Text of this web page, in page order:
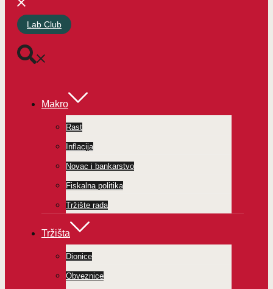
Lab Club
Makro
Rast
Inflacija
Novac i bankarstvo
Fiskalna politika
Tržište rada
Tržišta
Dionice
Obveznice